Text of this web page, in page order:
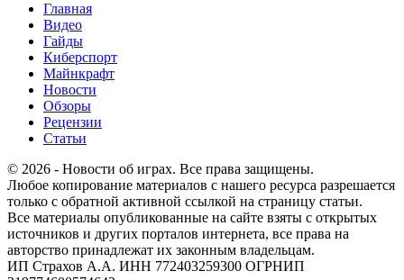
Главная
Видео
Гайды
Киберспорт
Майнкрафт
Новости
Обзоры
Рецензии
Статьи
© 2026 - Новости об играх. Все права защищены.
Любое копирование материалов с нашего ресурса разрешается
только с обратной активной ссылкой на страницу статьи.
Все материалы опубликованные на сайте взяты с открытых
источников и других порталов интернета, все права на
авторство принадлежат их законным владельцам.
ИП Страхов А.А. ИНН 772403259300 ОГРНИП